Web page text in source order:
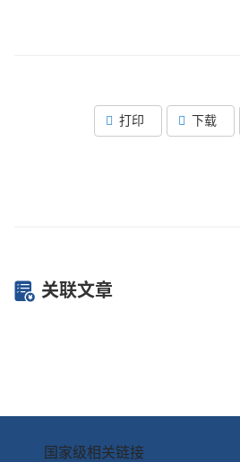
打印 下载
关联文章
国家级相关链接